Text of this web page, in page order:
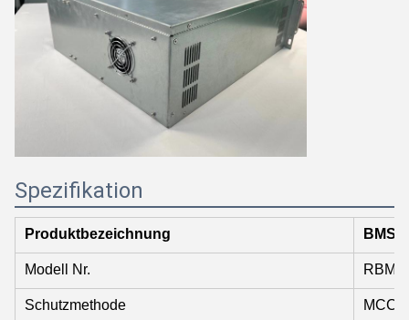
Spezifikation
Produktbezeichnung BMS
Modell Nr.
Schutzmethode